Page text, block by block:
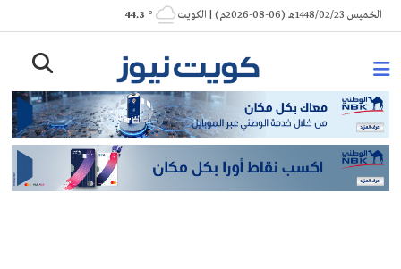
Skip
to
الخميس 1448/02/23هـ (06-08-2026م) | الكويت ° 44.3